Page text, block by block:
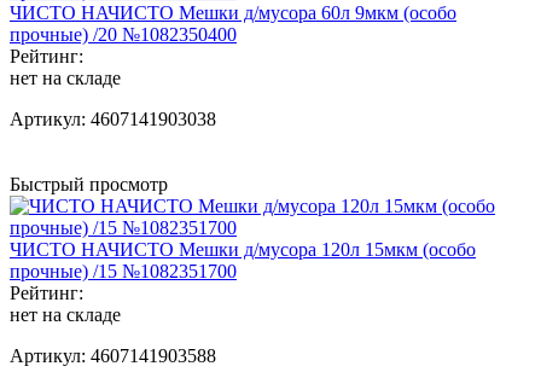
ЧИСТО НАЧИСТО Мешки д/мусора 60л 9мкм (особо
прочные) /20 №1082350400
Рейтинг:
нет на складе
Артикул: 4607141903038
Быстрый просмотр
ЧИСТО НАЧИСТО Мешки д/мусора 120л 15мкм (особо
прочные) /15 №1082351700
Рейтинг:
нет на складе
Артикул: 4607141903588